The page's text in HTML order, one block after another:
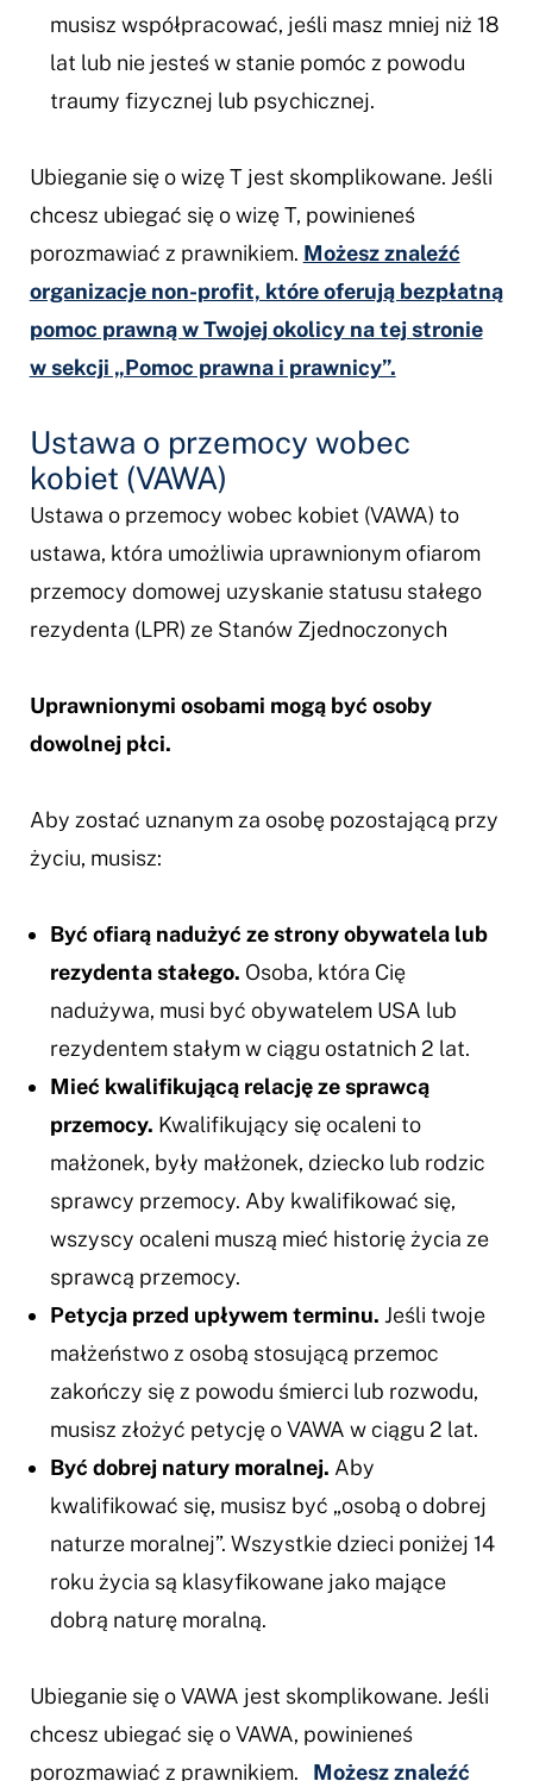
musisz współpracować, jeśli masz mniej niż 18
lat lub nie jesteś w stanie pomóc z powodu
traumy fizycznej lub psychicznej.
Ubieganie się o wizę T jest skomplikowane. Jeśli
chcesz ubiegać się o wizę T, powinieneś
porozmawiać z prawnikiem. Możesz znaleźć
organizacje non-profit, które oferują bezpłatną
pomoc prawną w Twojej okolicy na tej stronie
w sekcji „Pomoc prawna i prawnicy”.
Ustawa o przemocy wobec
kobiet (VAWA)
Ustawa o przemocy wobec kobiet (VAWA) to
ustawa, która umożliwia uprawnionym ofiarom
przemocy domowej uzyskanie statusu stałego
rezydenta (LPR) ze Stanów Zjednoczonych
Uprawnionymi osobami mogą być osoby
dowolnej płci.
Aby zostać uznanym za osobę pozostającą przy
życiu, musisz:
Być ofiarą nadużyć ze strony obywatela lub
rezydenta stałego. Osoba, która Cię
nadużywa, musi być obywatelem USA lub
rezydentem stałym w ciągu ostatnich 2 lat.
Mieć kwalifikującą relację ze sprawcą
przemocy. Kwalifikujący się ocaleni to
małżonek, były małżonek, dziecko lub rodzic
sprawcy przemocy. Aby kwalifikować się,
wszyscy ocaleni muszą mieć historię życia ze
sprawcą przemocy.
Petycja przed upływem terminu. Jeśli twoje
małżeństwo z osobą stosującą przemoc
zakończy się z powodu śmierci lub rozwodu,
musisz złożyć petycję o VAWA w ciągu 2 lat.
Być dobrej natury moralnej. Aby
kwalifikować się, musisz być „osobą o dobrej
naturze moralnej”. Wszystkie dzieci poniżej 14
roku życia są klasyfikowane jako mające
dobrą naturę moralną.
Ubieganie się o VAWA jest skomplikowane. Jeśli
chcesz ubiegać się o VAWA, powinieneś
porozmawiać z prawnikiem.
Możesz znaleźć